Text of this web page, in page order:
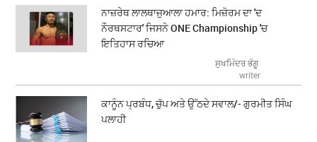
ਨਾਜ਼ਰੇਥ ਲਾਲਥਾਜੁਆਲਾ ਹਮਾਰ: ਮਿਜ਼ੋਰਮ ਦਾ 'ਦ
ਨੌਰਥਸਟਾਰ' ਜਿਸਨੇ ONE Championship 'ਚ
ਇਤਿਹਾਸ ਰਚਿਆ
ਸੁਖਮਿੰਦਰ ਭੰਗੂ
writer
ਕਾਨੂੰਨ ਪ੍ਰਬੰਧ, ਚੁੱਪ ਅਤੇ ਉੱਠਦੇ ਸਵਾਲ/- ਗੁਰਮੀਤ ਸਿੰਘ
ਪਲਾਹੀ